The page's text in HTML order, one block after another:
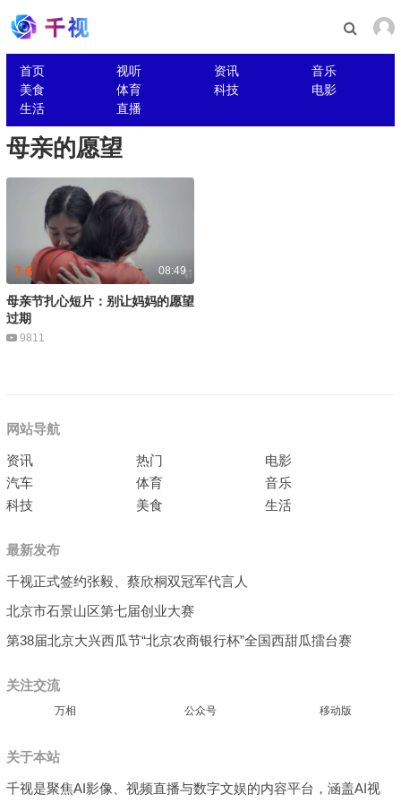
首页 视听 资讯
音乐
美食
体育 科技
电影
生活
直播
母亲的愿望
08:49
7.6
母亲节扎心短片：别让妈妈的愿望
过期
9811
网站导航
资讯 热门
电影
汽车
体育
音乐
科技
美食 生活
最新发布
千视正式签约张毅、蔡欣桐双冠军代言人
北京市石景山区第七届创业大赛
第38届北京大兴西瓜节“北京农商银行杯”全国西甜瓜擂台赛
关注交流
万相 公众号 移动版
关于本站
千视是聚焦AI影像、视频直播与数字文娱的内容平台，涵盖AI视